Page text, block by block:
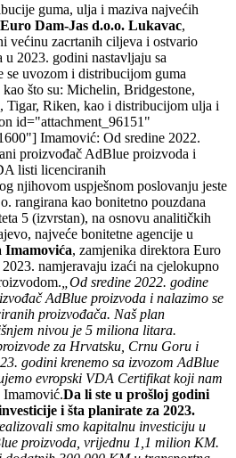
guma, ulja i maziva najvećih
Euro Dam-Jas d.o.o. Lukavac,
većinu zacrtanih ciljeva i ostvario
u 2023. godini nastavljaju sa
uvozom i distribucijom guma
što su: Michelin, Bridgestone,
Riken, kao i distribucijom ulja i
id="attachment_96151"
Imamović: Od sredine 2022.
proizvođač AdBlue proizvoda i
listi licenciranih
njihovom uspješnom poslovanju jeste
rangirana kao bonitetno pouzdana
5 (izvrstan), na osnovu analitičkih
najveće bonitetne agencije u
Imamovića, zamjenika direktora Euro
namjeravaju izaći na cjelokupno
„Od sredine 2022. godine
AdBlue proizvoda i nalazimo se
proizvođača. Naš plan
nivou je 5 miliona litara.
za Hrvatsku, Crnu Goru i
godini krenemo sa izvozom AdBlue
evropski VDA Certifikat koji nam
Imamović.Da li ste u prošloj godini
i šta planirate za 2023.
smo kapitalnu investiciju u
proizvoda, vrijednu 1,1 milion KM.